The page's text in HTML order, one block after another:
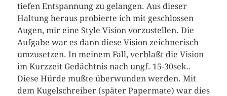
tiefen Entspannung zu gelangen. Aus dieser
Haltung heraus probierte ich mit geschlossen
Augen, mir eine Style Vision vorzustellen. Die
Aufgabe war es dann diese Vision zeichnerisch
umzusetzen. In meinem Fall, verblaßt die Vision
im Kurzzeit Gedächtnis nach ungf. 15-30sek..
Diese Hürde mußte überwunden werden. Mit
dem Kugelschreiber (später Papermate) war dies